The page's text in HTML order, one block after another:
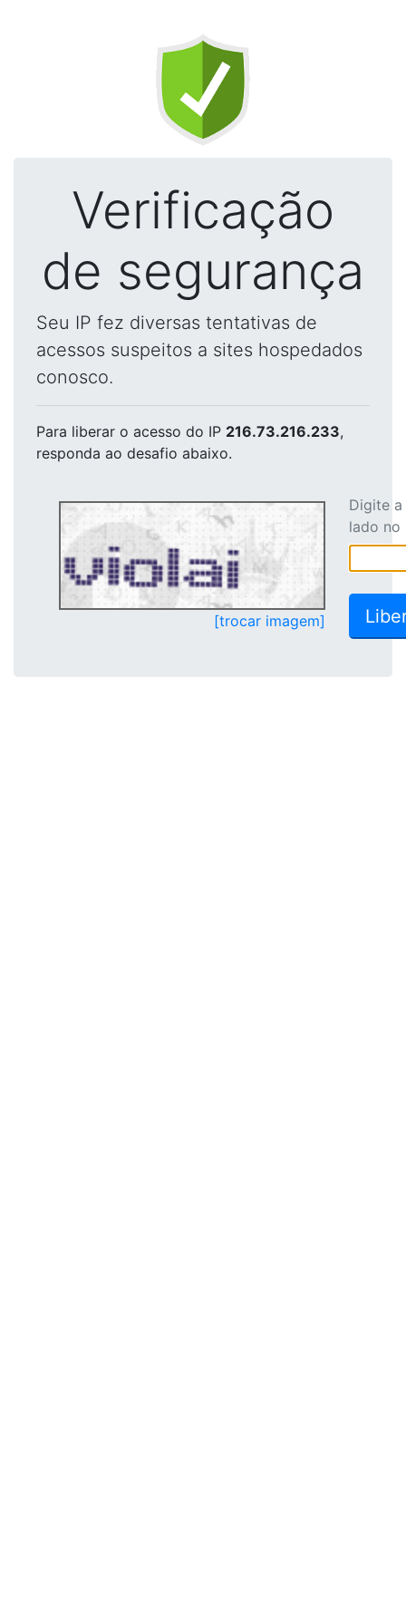
Verificação
de segurança
Seu IP fez diversas tentativas de
acessos suspeitos a sites hospedados
conosco.
Para liberar o acesso do IP 216.73.216.233,
responda ao desafio abaixo.
[trocar imagem]
Digite
lado no